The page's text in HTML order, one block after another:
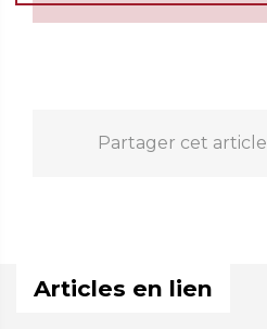
Partager cet article
Articles en lien